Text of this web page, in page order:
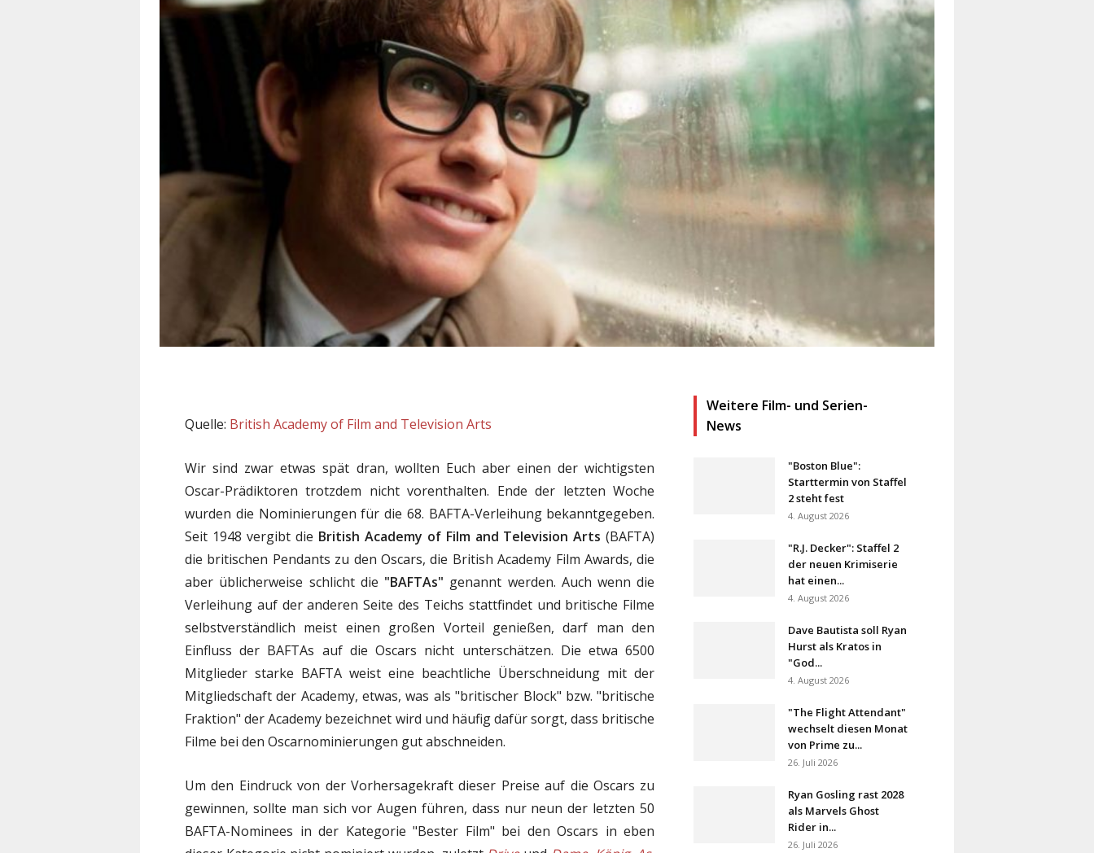
Quelle: British Academy of Film and Television Arts
Wir sind zwar etwas spät dran, wollten Euch aber einen der wichtigsten
Oscar-Prädiktoren trotzdem nicht vorenthalten. Ende der letzten Woche
wurden die Nominierungen für die 68. BAFTA-Verleihung bekanntgegeben.
Seit 1948 vergibt die British Academy of Film and Television Arts (BAFTA)
die britischen Pendants zu den Oscars, die British Academy Film Awards, die
aber üblicherweise schlicht die "BAFTAs" genannt werden. Auch wenn die
Verleihung auf der anderen Seite des Teichs stattfindet und britische Filme
selbstverständlich meist einen großen Vorteil genießen, darf man den
Einfluss der BAFTAs auf die Oscars nicht unterschätzen. Die etwa 6500
Mitglieder starke BAFTA weist eine beachtliche Überschneidung mit der
Mitgliedschaft der Academy, etwas, was als "britischer Block" bzw. "britische
Fraktion" der Academy bezeichnet wird und häufig dafür sorgt, dass britische
Filme bei den Oscarnominierungen gut abschneiden.
Um den Eindruck von der Vorhersagekraft dieser Preise auf die Oscars zu
gewinnen, sollte man sich vor Augen führen, dass nur neun der letzten 50
BAFTA-Nominees in der Kategorie "Bester Film" bei den Oscars in eben
Weitere Film- und Serien-
News
"Boston Blue":
Starttermin von Staffel
2 steht fest
4. August 2026
"R.J. Decker": Staffel 2
der neuen Krimiserie
hat einen...
4. August 2026
Dave Bautista soll Ryan
Hurst als Kratos in
"God...
4. August 2026
"The Flight Attendant"
wechselt diesen Monat
von Prime zu...
26. Juli 2026
Ryan Gosling rast 2028
als Marvels Ghost
Rider in...
26. Juli 2026